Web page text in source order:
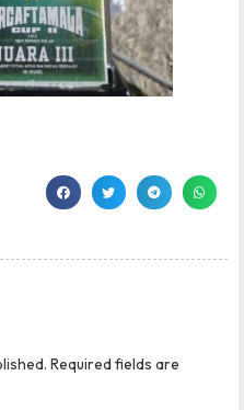
Required fields are